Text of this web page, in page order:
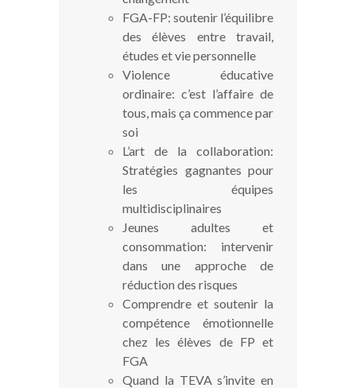
FGA-FP: soutenir l’équilibre
des élèves entre travail,
études et vie personnelle
Violence éducative
ordinaire: c’est l’affaire de
tous, mais ça commence par
soi
L’art de la collaboration:
Stratégies gagnantes pour
les équipes
multidisciplinaires
Jeunes adultes et
consommation: intervenir
dans une approche de
réduction des risques
Comprendre et soutenir la
compétence émotionnelle
chez les élèves de FP et
FGA
Quand la TEVA s’invite en